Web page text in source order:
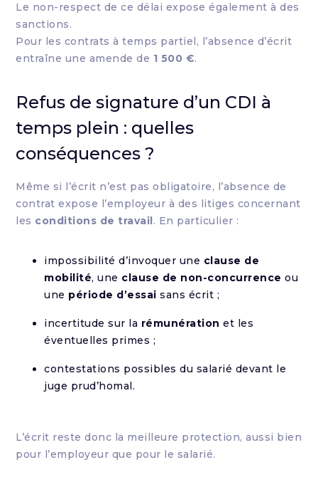
Le non-respect de ce délai expose également à des
sanctions.
Pour les contrats à temps partiel, l’absence d’écrit
entraîne une amende de 1 500 €.
Refus de signature d’un CDI à
temps plein : quelles
conséquences ?
Même si l’écrit n’est pas obligatoire, l’absence de
contrat expose l’employeur à des litiges concernant
les conditions de travail. En particulier :
impossibilité d’invoquer une clause de
mobilité, une clause de non-concurrence ou
une période d’essai sans écrit ;
incertitude sur la rémunération et les
éventuelles primes ;
contestations possibles du salarié devant le
juge prud’homal.
L’écrit reste donc la meilleure protection, aussi bien
pour l’employeur que pour le salarié.